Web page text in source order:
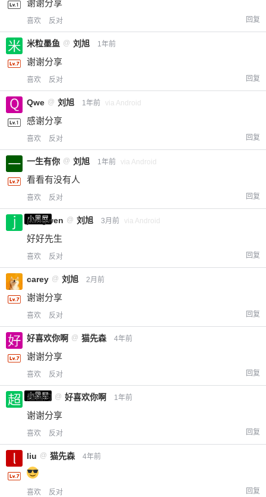
谢谢分享
喜欢 反对 回复
米粒墨鱼 @ 刘旭 1年前
谢谢分享
喜欢 反对 回复
Qwe @ 刘旭 1年前 via Android
感谢分享
喜欢 反对 回复
一生有你 @ 刘旭 1年前 via Android
看看有没有人
喜欢 反对 回复
小黑屋
jiangwen @ 刘旭 3月前 via Android
好好先生
喜欢 反对 回复
carey @ 刘旭 2月前
谢谢分享
喜欢 反对 回复
好喜欢你啊 @ 猫先森 4年前
谢谢分享
喜欢 反对 回复
小黑屋
超凶的 @ 好喜欢你啊 1年前
谢谢分享
喜欢 反对 回复
liu @ 猫先森 4年前
喜欢 反对 回复